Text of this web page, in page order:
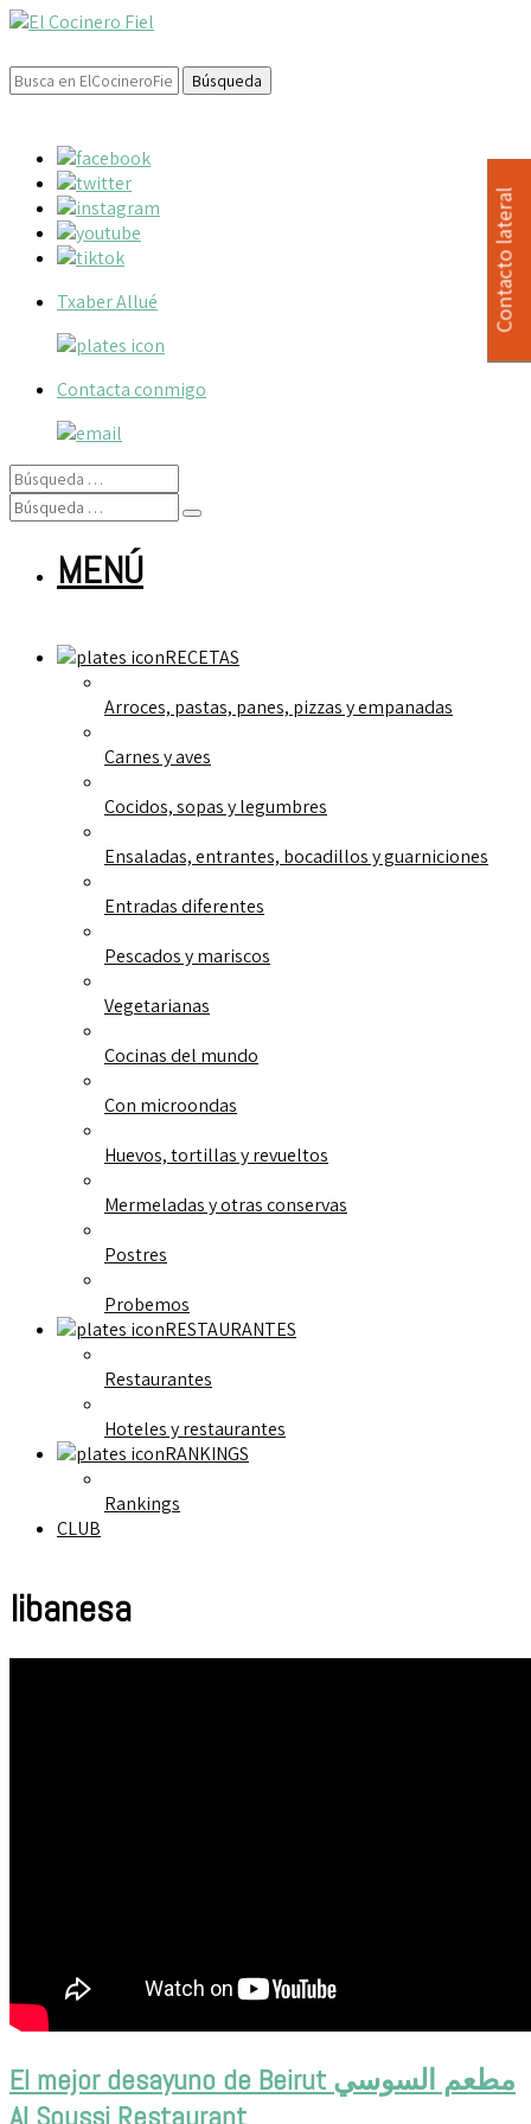
Buscar:
Txaber Allué
Contacta conmigo
MENÚ
RECETAS
Arroces, pastas, panes, pizzas y empanadas
Carnes y aves
Cocidos, sopas y legumbres
Ensaladas, entrantes, bocadillos y guarniciones
Entradas diferentes
Pescados y mariscos
Vegetarianas
Cocinas del mundo
Con microondas
Huevos, tortillas y revueltos
Mermeladas y otras conservas
Postres
Probemos
RESTAURANTES
Restaurantes
Hoteles y restaurantes
RANKINGS
Rankings
CLUB
libanesa
El mejor desayuno de Beirut مطعم السوسي
Al Soussi Restaurant
Contacto lateral